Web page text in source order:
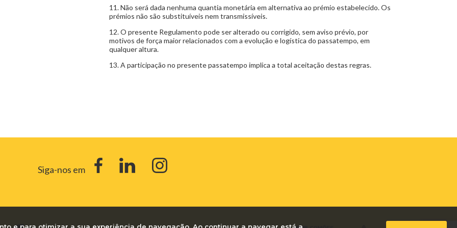
11. Não será dada nenhuma quantia monetária em alternativa ao prémio estabelecido. Os
prémios não são substituíveis nem transmissíveis.
12. O presente Regulamento pode ser alterado ou corrigido, sem aviso prévio, por
motivos de força maior relacionados com a evolução e logística do passatempo, em
qualquer altura.
13. A participação no presente passatempo implica a total aceitação destas regras.
Siga-nos em